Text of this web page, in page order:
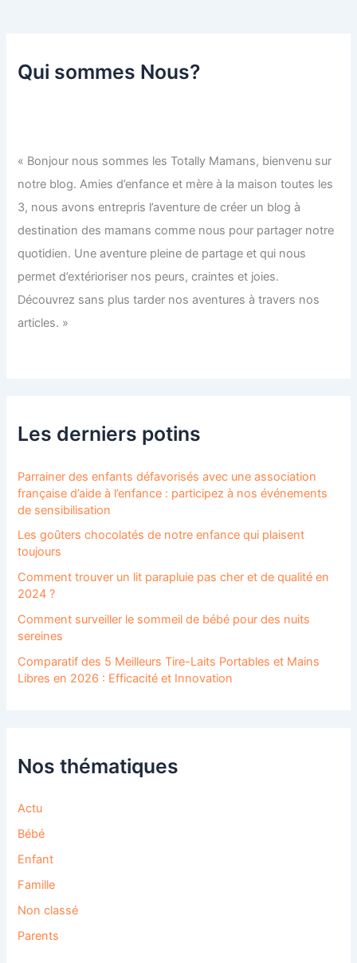
Qui sommes Nous?
« Bonjour nous sommes les Totally Mamans, bienvenu sur
notre blog. Amies d’enfance et mère à la maison toutes les
3, nous avons entrepris l’aventure de créer un blog à
destination des mamans comme nous pour partager notre
quotidien. Une aventure pleine de partage et qui nous
permet d’extérioriser nos peurs, craintes et joies.
Découvrez sans plus tarder nos aventures à travers nos
articles. »
Les derniers potins
Parrainer des enfants défavorisés avec une association
française d’aide à l’enfance : participez à nos événements
de sensibilisation
Les goûters chocolatés de notre enfance qui plaisent
toujours
Comment trouver un lit parapluie pas cher et de qualité en
2024 ?
Comment surveiller le sommeil de bébé pour des nuits
sereines
Comparatif des 5 Meilleurs Tire-Laits Portables et Mains
Libres en 2026 : Efficacité et Innovation
Nos thématiques
Actu
Bébé
Enfant
Famille
Non classé
Parents